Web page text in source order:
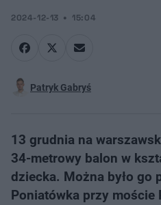
2024-12-13 15:04
Patryk Gabryś
13 grudnia na
34-metrowy balon w
dziecka. Można było go
Poniatówka przy moście